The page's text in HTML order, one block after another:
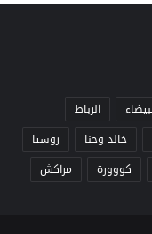
الرباط
خالد وجنا
روسيا
كووورة مراكش